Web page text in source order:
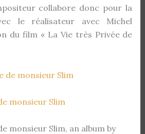
collabore donc pour la
le réalisateur avec Michel
du film « La Vie très Privée de
monsieur Slim
monsieur Slim, an album by